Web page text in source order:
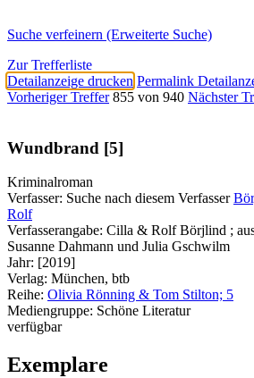
Suche verfeinern (Erweiterte Suche)
Zur Trefferliste
Detailanzeige drucken Permalink
Vorheriger Treffer 855 von 940 Nächster
Wundbrand [5]
Kriminalroman
Verfasser: Suche nach diesem Verfasser
Rolf
Verfasserangabe: Cilla & Rolf Börjlind ;
Susanne Dahmann und Julia Gschwilm
Jahr: [2019]
Verlag: München, btb
Reihe: Olivia Rönning & Tom Stilton; 5
Mediengruppe: Schöne Literatur
verfügbar
Exemplare